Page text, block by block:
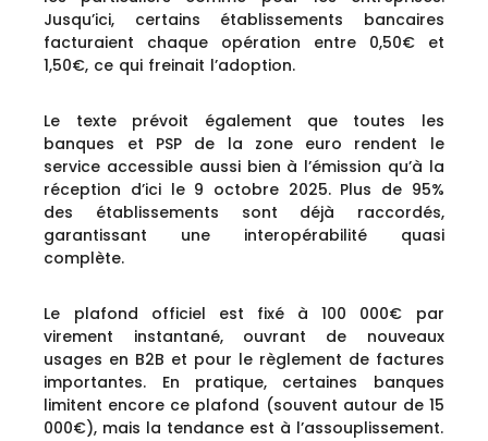
Jusqu’ici, certains établissements bancaires
facturaient chaque opération entre 0,50€ et
1,50€, ce qui freinait l’adoption.
Le texte prévoit également que toutes les
banques et PSP de la zone euro rendent le
service accessible aussi bien à l’émission qu’à la
réception d’ici le 9 octobre 2025. Plus de 95%
des établissements sont déjà raccordés,
garantissant une interopérabilité quasi
complète.
Le plafond officiel est fixé à 100 000€ par
virement instantané, ouvrant de nouveaux
usages en B2B et pour le règlement de factures
importantes. En pratique, certaines banques
limitent encore ce plafond (souvent autour de 15
000€), mais la tendance est à l’assouplissement.